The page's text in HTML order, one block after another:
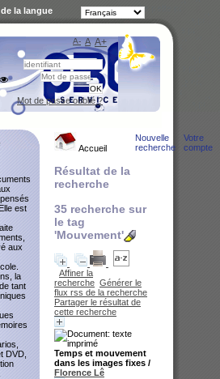
Accueil
Nouvelle
recherche
Votre
compte
Résultat de la
recherche
35 recherche sur
le tag
'Mouvement'
Affiner la
recherche Générer le
flux rss de la recherche
Partager le résultat de
cette recherche
Temps et mouvement
dans les images fixes /
Florence Lê
est
aux
la
tant
DVD,
A- A A+
la langue
Mot de passe oublié ?